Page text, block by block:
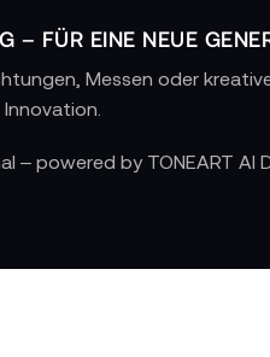
– FÜR EINE NEUE
Messen oder
PRÄZISION –
Algorithmen sorgen für
CHARAKTER VEREINT
– powered by TONEART AI